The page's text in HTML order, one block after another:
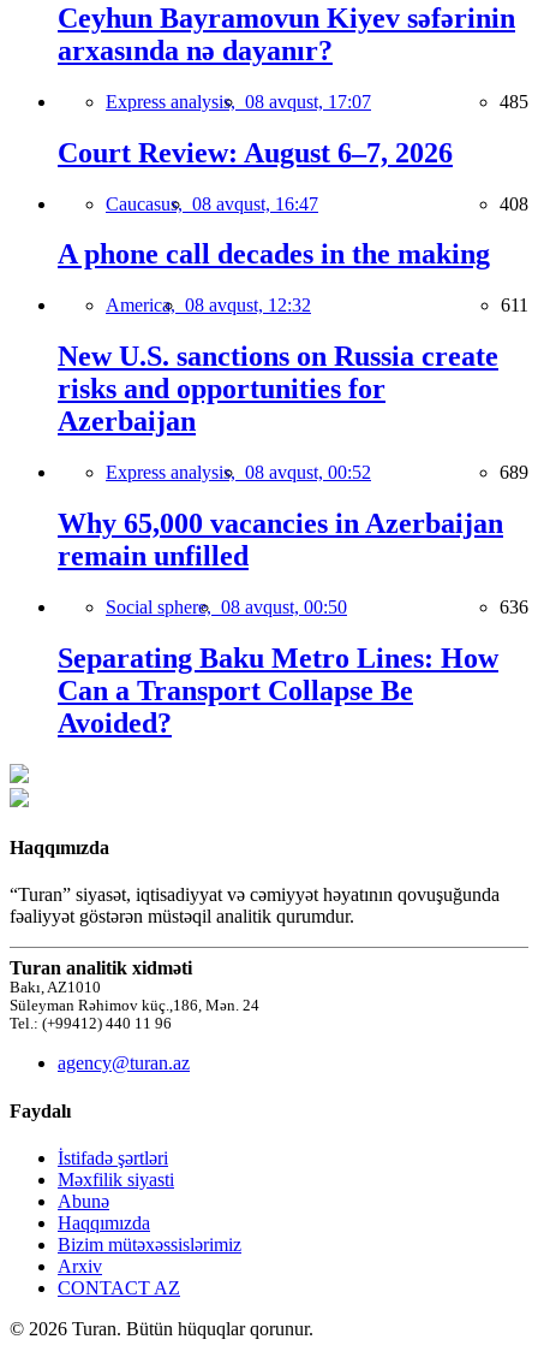
Ceyhun Bayramovun Kiyev səfərinin
arxasında nə dayanır?
Express analysis, 08 avqust, 17:07 485
Court Review: August 6–7, 2026
Caucasus, 08 avqust, 16:47 408
A phone call decades in the making
America, 08 avqust, 12:32 611
New U.S. sanctions on Russia create
risks and opportunities for
Azerbaijan
Express analysis, 08 avqust, 00:52 689
Why 65,000 vacancies in Azerbaijan
remain unfilled
Social sphere, 08 avqust, 00:50 636
Separating Baku Metro Lines: How
Can a Transport Collapse Be
Avoided?
Haqqımızda
“Turan” siyasət, iqtisadiyyat və cəmiyyət həyatının qovuşuğunda
fəaliyyət göstərən müstəqil analitik qurumdur.
Turan analitik xidməti
Bakı, AZ1010
Süleyman Rəhimov küç.,186, Mən. 24
Tel.: (+99412) 440 11 96
agency@turan.az
Faydalı
İstifadə şərtləri
Məxfilik siyasti
Abunə
Haqqımızda
Bizim mütəxəssislərimiz
Arxiv
CONTACT AZ
© 2026 Turan. Bütün hüquqlar qorunur.